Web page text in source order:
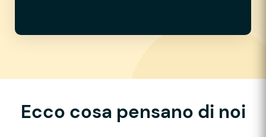
Ecco cosa pensano di noi